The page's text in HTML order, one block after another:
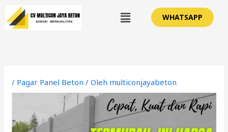
Lewati
ke
konten
Menu WHATSAPP
/ Pagar Panel Beton / Oleh multiconjayabeton